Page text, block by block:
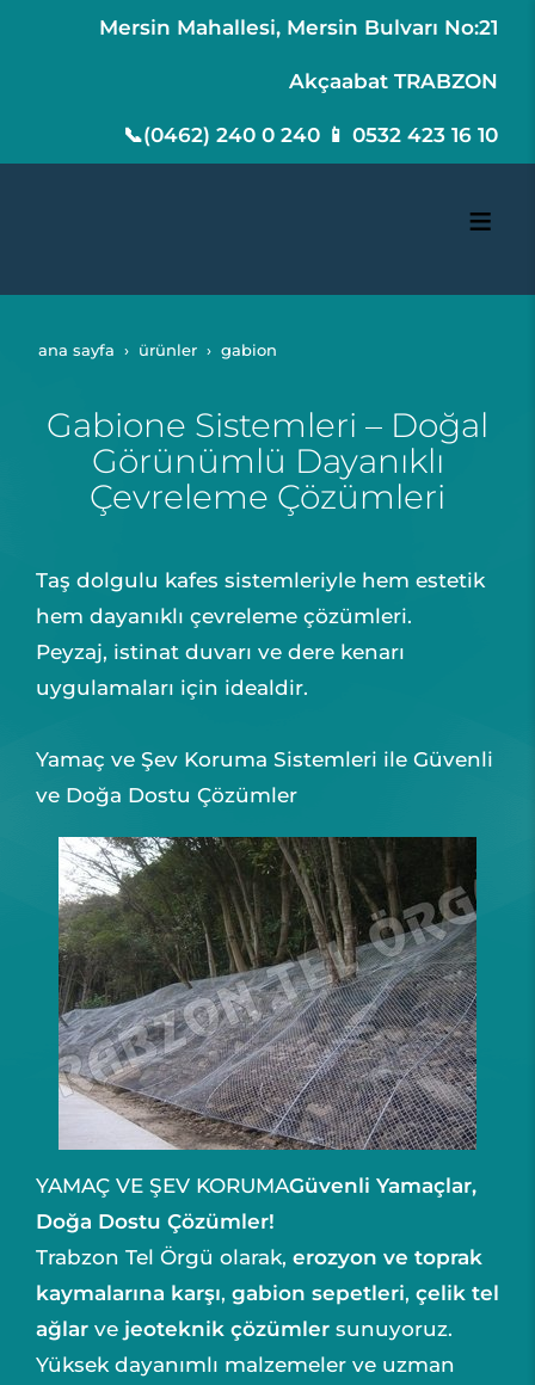
Mersin Mahallesi, Mersin Bulvarı No:21
Akçaabat TRABZON
📞(0462) 240 0 240 📱 0532 423 16 10
ana sayfa ürünler gabion
Gabione Sistemleri – Doğal
Görünümlü Dayanıklı
Çevreleme Çözümleri
Taş dolgulu kafes sistemleriyle hem estetik
hem dayanıklı çevreleme çözümleri.
Peyzaj, istinat duvarı ve dere kenarı
uygulamaları için idealdir.
Yamaç ve Şev Koruma Sistemleri ile Güvenli
ve Doğa Dostu Çözümler
YAMAÇ VE ŞEV KORUMAGüvenli Yamaçlar,
Doğa Dostu Çözümler!
Trabzon Tel Örgü olarak, erozyon ve toprak
kaymalarına karşı, gabion sepetleri, çelik tel
ağlar ve jeoteknik çözümler sunuyoruz.
Yüksek dayanımlı malzemeler ve uzman